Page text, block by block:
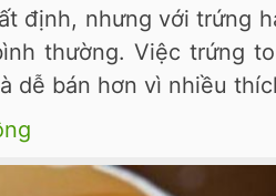
định, nhưng với trứng
thường. Việc trứng
dễ bán hơn vì nhiều